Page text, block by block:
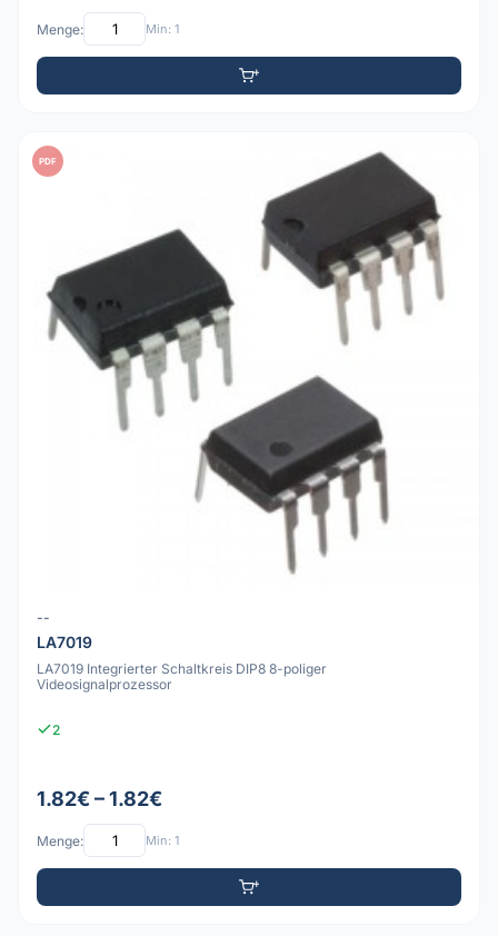
Menge: Min: 1
PDF
--
LA7019
LA7019 Integrierter Schaltkreis DIP8 8-poliger
Videosignalprozessor
2
1.82€ – 1.82€
Menge: Min: 1